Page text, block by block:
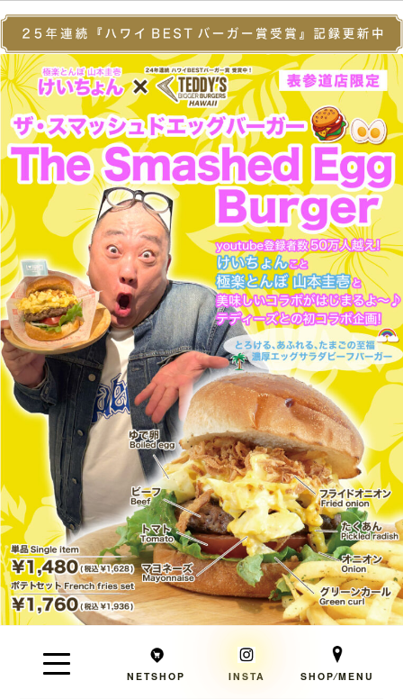
NETSHOP INSTA SHOP⁄MENU